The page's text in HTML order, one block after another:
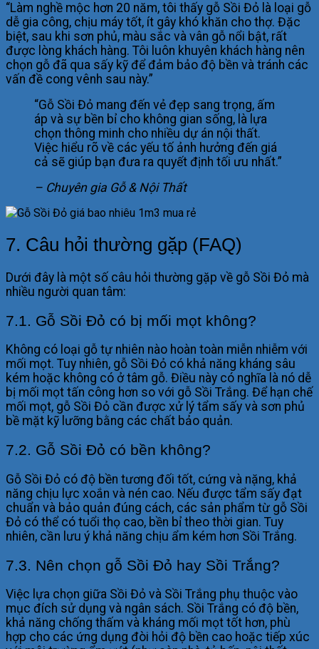
“Làm nghề mộc hơn 20 năm, tôi thấy gỗ Sồi Đỏ là loại gỗ
dễ gia công, chịu máy tốt, ít gây khó khăn cho thợ. Đặc
biệt, sau khi sơn phủ, màu sắc và vân gỗ nổi bật, rất
được lòng khách hàng. Tôi luôn khuyên khách hàng nên
chọn gỗ đã qua sấy kỹ để đảm bảo độ bền và tránh các
vấn đề cong vênh sau này.”
“Gỗ Sồi Đỏ mang đến vẻ đẹp sang trọng, ấm
áp và sự bền bỉ cho không gian sống, là lựa
chọn thông minh cho nhiều dự án nội thất.
Việc hiểu rõ về các yếu tố ảnh hưởng đến giá
cả sẽ giúp bạn đưa ra quyết định tối ưu nhất.”
– Chuyên gia Gỗ & Nội Thất
7. Câu hỏi thường gặp (FAQ)
Dưới đây là một số câu hỏi thường gặp về gỗ Sồi Đỏ mà
nhiều người quan tâm:
7.1. Gỗ Sồi Đỏ có bị mối mọt không?
Không có loại gỗ tự nhiên nào hoàn toàn miễn nhiễm với
mối mọt. Tuy nhiên, gỗ Sồi Đỏ có khả năng kháng sâu
kém hoặc không có ở tâm gỗ. Điều này có nghĩa là nó dễ
bị mối mọt tấn công hơn so với gỗ Sồi Trắng. Để hạn chế
mối mọt, gỗ Sồi Đỏ cần được xử lý tẩm sấy và sơn phủ
bề mặt kỹ lưỡng bằng các chất bảo quản.
7.2. Gỗ Sồi Đỏ có bền không?
Gỗ Sồi Đỏ có độ bền tương đối tốt, cứng và nặng, khả
năng chịu lực xoắn và nén cao. Nếu được tẩm sấy đạt
chuẩn và bảo quản đúng cách, các sản phẩm từ gỗ Sồi
Đỏ có thể có tuổi thọ cao, bền bỉ theo thời gian. Tuy
nhiên, cần lưu ý khả năng chịu ẩm kém hơn Sồi Trắng.
7.3. Nên chọn gỗ Sồi Đỏ hay Sồi Trắng?
Việc lựa chọn giữa Sồi Đỏ và Sồi Trắng phụ thuộc vào
mục đích sử dụng và ngân sách. Sồi Trắng có độ bền,
khả năng chống thấm và kháng mối mọt tốt hơn, phù
hợp cho các ứng dụng đòi hỏi độ bền cao hoặc tiếp xúc